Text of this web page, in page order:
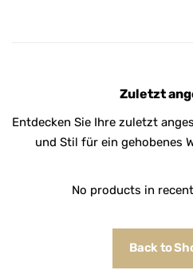
Zuletzt
Entdecken Sie Ihre zuletzt
und Stil für ein gehobenes
No products in
Back to